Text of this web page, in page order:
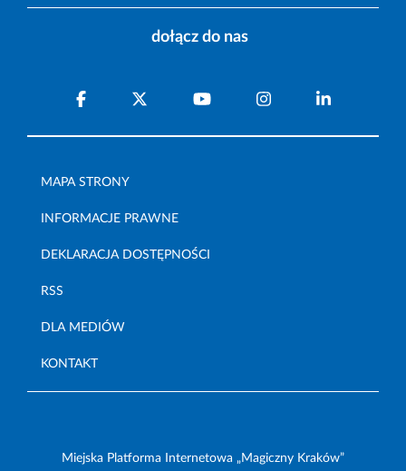
dołącz do nas
MAPA STRONY
INFORMACJE PRAWNE
DEKLARACJA DOSTĘPNOŚCI
RSS
DLA MEDIÓW
KONTAKT
Miejska Platforma Internetowa „Magiczny Kraków”